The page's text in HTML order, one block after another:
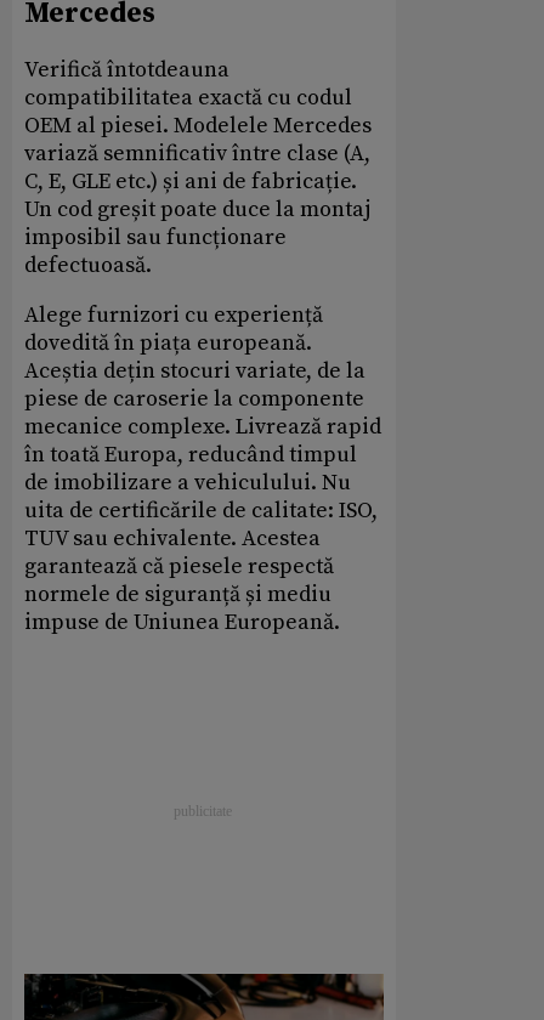
Mercedes
Verifică întotdeauna
compatibilitatea exactă cu codul
OEM al piesei. Modelele Mercedes
variază semnificativ între clase (A,
C, E, GLE etc.) și ani de fabricație.
Un cod greșit poate duce la montaj
imposibil sau funcționare
defectuoasă.
Alege furnizori cu experiență
dovedită în piața europeană.
Aceștia dețin stocuri variate, de la
piese de caroserie la componente
mecanice complexe. Livrează rapid
în toată Europa, reducând timpul
de imobilizare a vehiculului. Nu
uita de certificările de calitate: ISO,
TUV sau echivalente. Acestea
garantează că piesele respectă
normele de siguranță și mediu
impuse de Uniunea Europeană.